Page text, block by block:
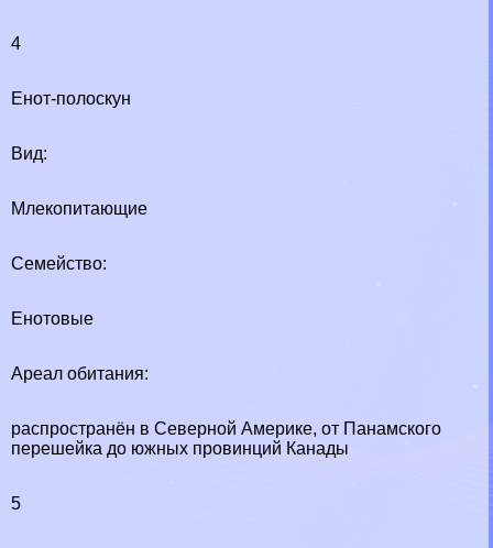
4
Енот-полоскун
Вид:
Млекопитающие
Семейство:
Енотовые
Ареал обитания:
распространён в Северной Америке, от Панамского
перешейка до южных провинций Канады
5